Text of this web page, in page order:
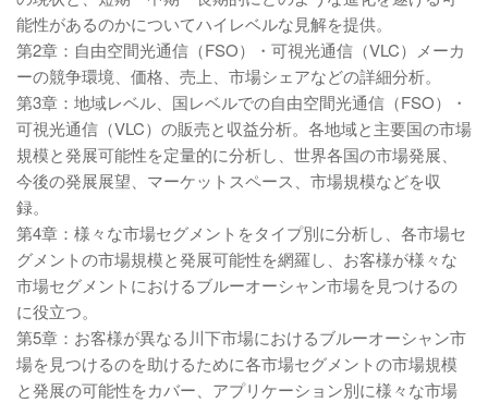
能性があるのかについてハイレベルな見解を提供。
第2章：自由空間光通信（FSO）・可視光通信（VLC）メーカ
ーの競争環境、価格、売上、市場シェアなどの詳細分析。
第3章：地域レベル、国レベルでの自由空間光通信（FSO）・
可視光通信（VLC）の販売と収益分析。各地域と主要国の市場
規模と発展可能性を定量的に分析し、世界各国の市場発展、
今後の発展展望、マーケットスペース、市場規模などを収
録。
第4章：様々な市場セグメントをタイプ別に分析し、各市場セ
グメントの市場規模と発展可能性を網羅し、お客様が様々な
市場セグメントにおけるブルーオーシャン市場を見つけるの
に役立つ。
第5章：お客様が異なる川下市場におけるブルーオーシャン市
場を見つけるのを助けるために各市場セグメントの市場規模
と発展の可能性をカバー、アプリケーション別に様々な市場